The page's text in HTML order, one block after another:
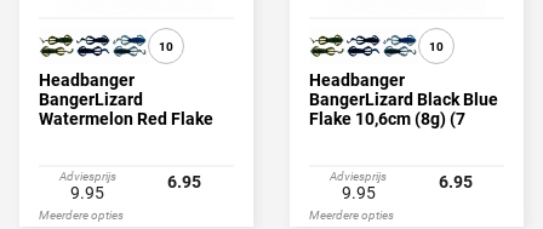
10
Headbanger
BangerLizard
Watermelon Red Flake
Adviesprijs
9.95
6.95
Meerdere opties
10
Headbanger
BangerLizard Black Blue
Flake 10,6cm (8g) (7
Adviesprijs
9.95
6.95
Meerdere opties